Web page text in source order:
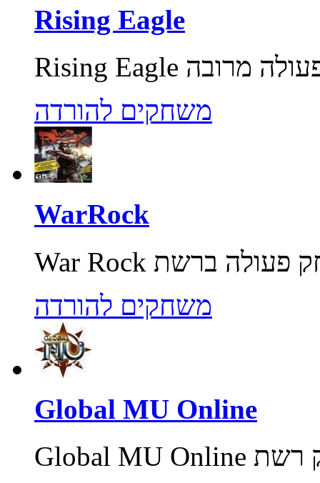
Rising Eagle
משחקים להורדה
WarRock
משחקים להורדה
Global MU Online